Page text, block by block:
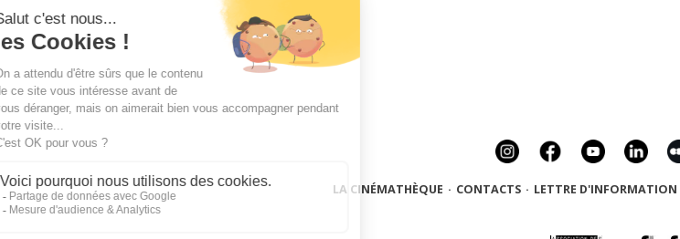
LA CINÉMATHÈQUE · CONTACTS · LETTRE D'INFORMATION